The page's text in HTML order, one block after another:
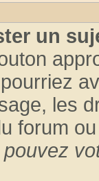
un
les
forum